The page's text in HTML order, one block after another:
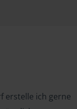
erstelle ich gerne